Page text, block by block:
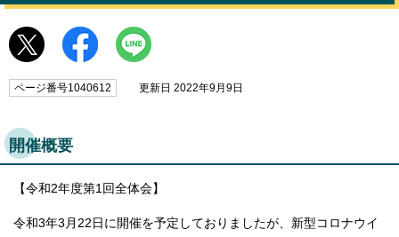
ページ番号1040612 更新日 2022年9月9日
開催概要
【令和2年度第1回全体会】
令和3年3月22日に開催を予定しておりましたが、新型コロナウイ